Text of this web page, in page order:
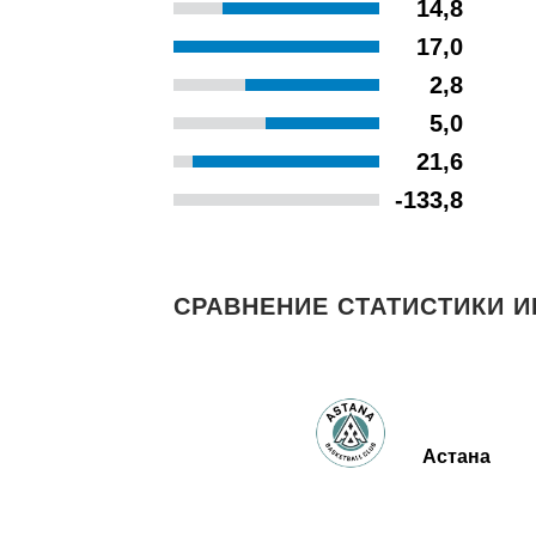
14,8
17,0
2,8
5,0
21,6
-133,8
СРАВНЕНИЕ СТАТИСТИКИ
Астана